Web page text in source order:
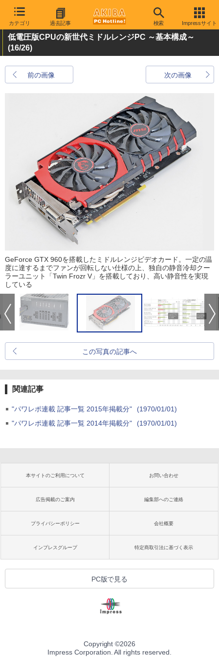
カテゴリ 過去記事 検索 Impressサイト
低電圧版CPUの新世代ミドルレンジPC ～基本構成～
(16/26)
前の画像 次の画像
GeForce GTX 960を搭載したミドルレンジビデオカード。一定の温
度に達するまでファンが回転しない仕様の上、独自の静音冷却クー
ラーユニット「Twin Frozr V」を搭載しており、高い静音性を実現
している
この写真の記事へ
関連記事
"パワレポ連載 記事一覧 2015年掲載分"
(1970/01/01)
"パワレポ連載 記事一覧 2014年掲載分"
(1970/01/01)
本サイトのご利用について お問い合わせ
広告掲載のご案内 編集部へのご連絡
プライバシーポリシー 会社概要
インプレスグループ 特定商取引法に基づく表示
PC版で見る
Copyright ©2026
Impress Corporation. All rights reserved.